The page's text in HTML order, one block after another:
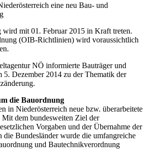
eine neu Bau- und
wird mit 01. Februar 2015 in Kraft treten.
(OIB-Richtlinien) wird voraussichtlich
NÖ informierte Bauträger und
5. Dezember 2014 zu der Thematik der
die Bauordnung
in Niederösterreich neue bzw. überarbeitete
dem bundesweiten Ziel der
Vorgaben und der Übernahme der
Bundesländer wurde die umfangreiche
und Bautechnikverordnung